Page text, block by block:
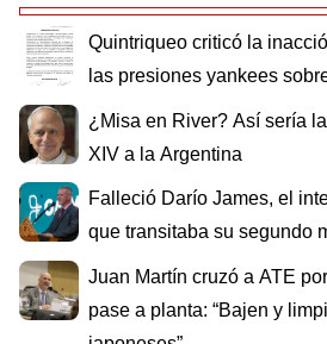
Quintriqueo criticó la
las presiones yankees
¿Misa en River? Así sería
XIV a la Argentina
Falleció Darío James, el
que transitaba su segundo
Juan Martín cruzó a ATE
pase a planta: “Bajen y